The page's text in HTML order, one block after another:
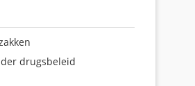
drugsbeleid